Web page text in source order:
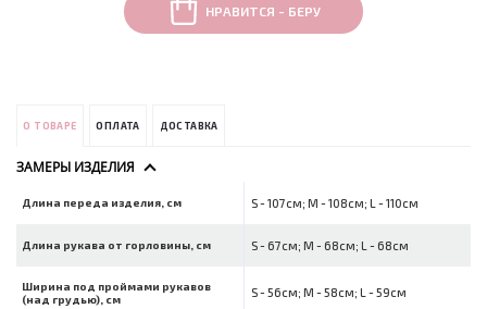
НРАВИТСЯ - БЕРУ
О ТОВАРЕ ОПЛАТА ДОСТАВКА
ЗАМЕРЫ ИЗДЕЛИЯ
Длина переда изделия, см S - 107см; M - 108см; L - 110см
Длина рукава от горловины, см S - 67см; M - 68см; L - 68см
Ширина под проймами рукавов
(над грудью), см
S - 56см; M - 58см; L - 59см